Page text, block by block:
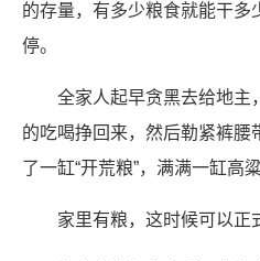
的存量，有多少粮食就能干多
停。
全家人起早贪黑去给地主
的吃喝挣回来，然后勒紧裤
了一缸“开荒粮”，满满一缸高粱
家里有粮，这时候可以正